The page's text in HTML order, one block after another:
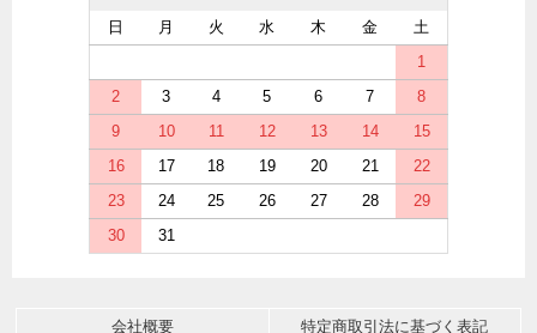
日 月 火 水 木 金
土
1
2
3 4 5 6 7
8
9
10 11 12 13 14
15
16
17 18 19 20 21
22
23
24 25 26 27 28
29
30
31
会社概要 特定商取引法に基づく表記